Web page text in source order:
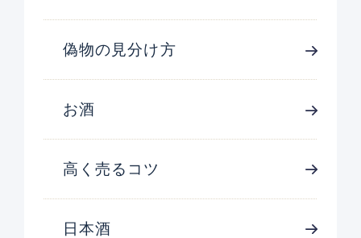
偽物の見分け方
お酒
高く売るコツ
日本酒